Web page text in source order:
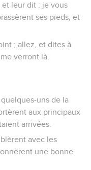
et leur dit : je vous
ses pieds, et
; allez, et dites à
verront là.
uns de la
aux principaux
arrivées.
avec les
une bonne